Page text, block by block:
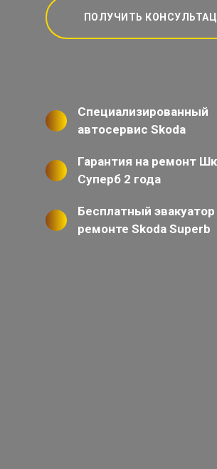
ПОЛУЧИТЬ
Специализированный
автосервис Skoda
Гарантия на ремонт
Суперб 2 года
Бесплатный эвакуатор
ремонте Skoda Superb